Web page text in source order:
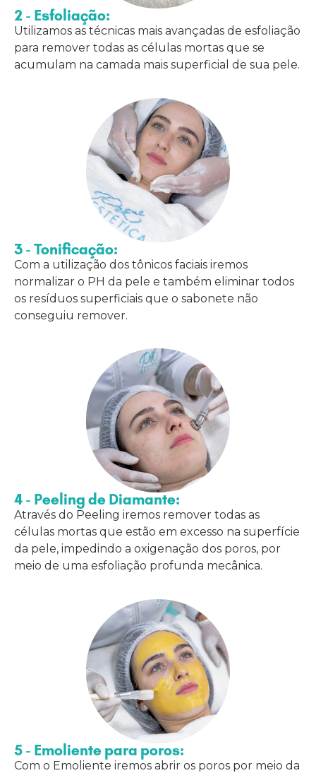
2 - Esfoliação:
Utilizamos as técnicas mais avançadas de esfoliação
para remover todas as células mortas que se
acumulam na camada mais superficial de sua pele.
3 - Tonificação:
Com a utilização dos tônicos faciais iremos
normalizar o PH da pele e também eliminar todos
os resíduos superficiais que o sabonete não
conseguiu remover.
4 - Peeling de Diamante:
Através do Peeling iremos remover todas as
células mortas que estão em excesso na superfície
da pele, impedindo a oxigenação dos poros, por
meio de uma esfoliação profunda mecânica.
5 - Emoliente para poros:
Com o Emoliente iremos abrir os poros por meio da